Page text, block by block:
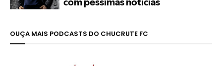
OUÇA MAIS PODCASTS DO CHUCRUTE FC